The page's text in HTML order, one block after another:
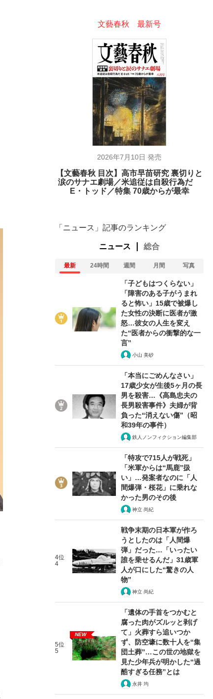
文藝春秋 最新号
2026年7月10日 発売
【文藝春秋 目次】高市早苗研究 裏切りと
涙のサナエ劇場／米追従は自殺行為だ
E・トッド／特集 70歳からが最幸
「ニュース」記事のランキング
ニュース 総合
最新 24時間 週間 月間 写真
「子どもはつくらない」
「障害のある子がうまれ
ると怖い」15歳で被爆し
た女性の決断に医者が激
怒…彼女の人生を変え
た“医者からの衝撃的な一
言”
小山 美砂
「本当にごめんなさい」
17歳少女が生後5ヶ月の長
男を殺害…《高島忠夫の
長男殺害事件》夫婦が背
負った“消えない傷”（昭
和39年の事件）
鉄人ノンフィクション編集部
「特攻で715人が戦死」
「米軍からは“馬鹿”扱
い」…発案者なのに「人
間爆弾・桜花」に乗れな
かった男のその後
神立 尚紀
4位
4
戦争末期の日本軍が作ろ
うとしたのは「人間爆
弾」だった…「いったい
誰を乗せるんだ」31歳軍
人が口にした“驚きの人
物”
神立 尚紀
5位
5
NEW
「遺体の手首をつかむと
腐った肉がズルッと剥げ
て」火葬すら追いつか
ず、防空壕に数十人を“集
団土葬”…この世の地獄を
見た少年兵が明かした“過
酷すぎる任務”とは
永井 均